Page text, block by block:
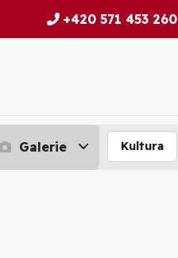
+420 571 453 260
Galerie Kultura